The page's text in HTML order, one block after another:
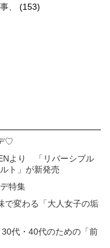
、
(153)
♡
より 「リバーシブル
ト」が新発売
特集
で変わる「大人女子の垢
30代・40代のための「前